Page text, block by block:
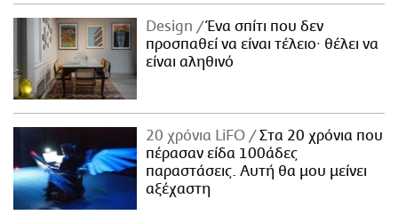
Design
Ένα σπίτι που δεν
προσπαθεί να είναι τέλειο· θέλει να
είναι αληθινό
20 χρόνια LiFO
Στα 20 χρόνια που
πέρασαν είδα 100άδες
παραστάσεις. Αυτή θα μου μείνει
αξέχαστη